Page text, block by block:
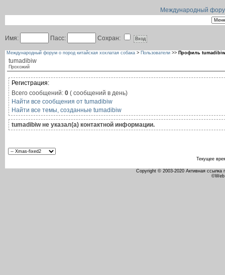
Международный
Имя: Пасс: Сохран:
Международный форум о пород китайская хохлатая собака > Пользователи >> Профиль tumadibiw
tumadibiw
Прохожий
Регистрация:
Всего сообщений: 0 ( сообщений в день)
Найти все сообщения от tumadibiw
Найти все темы, созданные tumadibiw
tumadibiw не указал(а) контактной информации.
Текущее
Copyright © 2003-2020 Активная ссылка